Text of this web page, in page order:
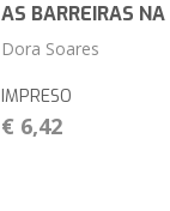
AS BARREIRAS
Dora Soares
IMPRESO
€ 6,42